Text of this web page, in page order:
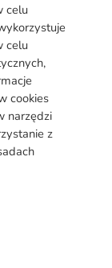
celu
celu
cookies
narzędzi
z